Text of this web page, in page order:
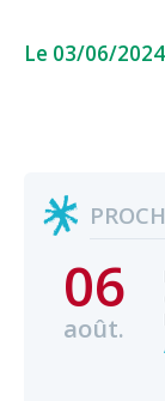
Le 03/06/2024
06
août.